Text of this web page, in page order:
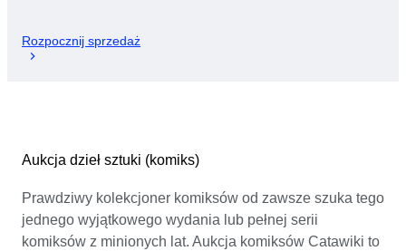
Rozpocznij sprzedaż
Aukcja dzieł sztuki (komiks)
Prawdziwy kolekcjoner komiksów od zawsze szuka tego
jednego wyjątkowego wydania lub pełnej serii
komiksów z minionych lat. Aukcja komiksów Catawiki to